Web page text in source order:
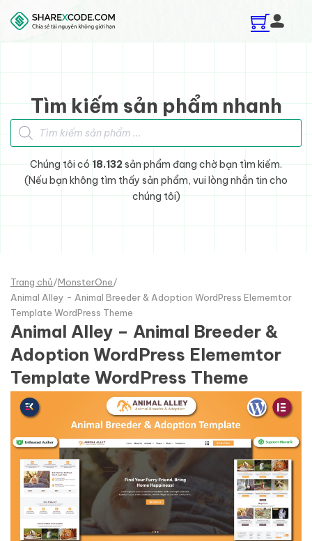
Skip to main content
Skip to footer
Tìm kiếm sản phẩm nhanh
Tìm kiếm sản phẩm
Chúng tôi có 18.132sản phẩm đang chờ bạn tìm kiếm.
(Nếu bạn không tìm thấy sản phẩm, vui lòng nhắn tin cho
chúng tôi)
Trang chủ/MonsterOne/
Animal Alley - Animal Breeder & Adoption WordPress Elememtor
Template WordPress Theme
Animal Alley – Animal Breeder &
Adoption WordPress Elememtor
Template WordPress Theme